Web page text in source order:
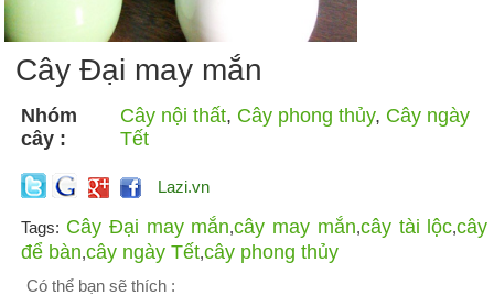
Cây Đại may mắn
Nhóm
cây :
Cây nội thất, Cây phong thủy, Cây ngày
Tết
Lazi.vn
Tags: Cây Đại may mắn,cây may mắn,cây tài lộc,cây
để bàn,cây ngày Tết,cây phong thủy
Có thể bạn sẽ thích :